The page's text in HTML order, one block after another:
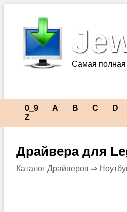
Самая полная
0_9 A B C D
Z
Драйвера для
Каталог Драйверов ⇒